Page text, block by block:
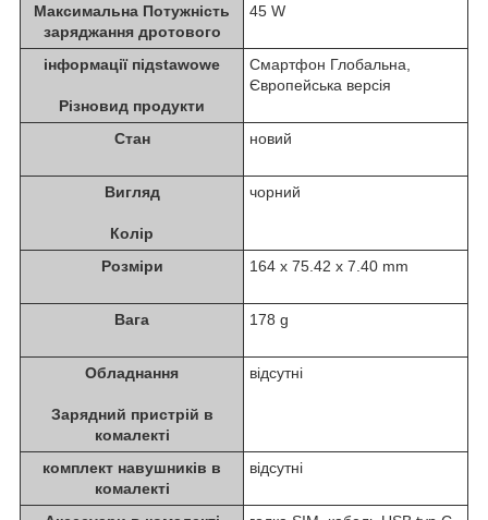
Максимальна Потужність
заряджання дротового
45 W
інформації підstawowe
Різновид продукти
Смартфон Глобальна,
Європейська версія
Стан новий
Вигляд
Колір
чорний
Розміри 164 x 75.42 x 7.40 mm
Вага 178 g
Обладнання
Зарядний пристрій в
комалекті
відсутні
комплект навушників в
комалекті
відсутні